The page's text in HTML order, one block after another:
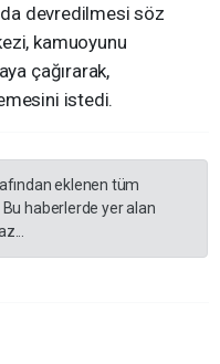
devredilmesi söz
kamuoyunu
çağırarak,
istedi.
eklenen tüm
haberlerde yer alan